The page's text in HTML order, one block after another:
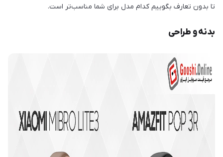
تا بدون تعارف بگوییم کدام مدل برای شما مناسب‌تر است.
بدنه و طراحی